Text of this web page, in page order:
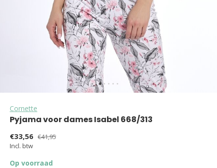
Cornette
Pyjama voor dames Isabel 668/313
€33,56 €41,95
Incl. btw
Op voorraad